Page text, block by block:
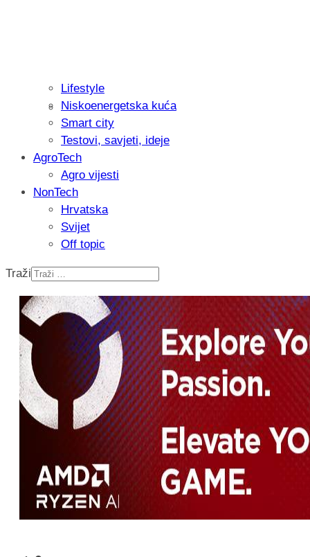
Isprobali smo: Thermostar
Recenzija: Einhell Professional CP-
nikada prije
Lifestyle
Niskoenergetska kuća
Smart city
Testovi, savjeti, ideje
AgroTech
Agro vijesti
NonTech
Hrvatska
Svijet
Off topic
Traži